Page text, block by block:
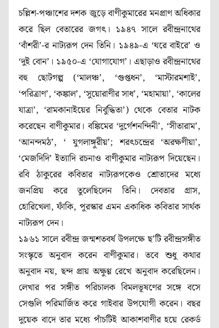
চল্লিশ-পঞ্চাশের দশক জুড়ে বাণীকুমারের মনপ্রাণ অধিকার
করে ছিল বেতারের জগৎ। ১৯৪৭ সালে রবীন্দ্রনাথের
‘বাঁশরী’-র নাট্যরূপ দেন তিনি। ১৯৪৯-এ ‘ঘরে বাইরে’ ও
‘দুই বোন’। ১৯৫০-এ ‘যোগাযোগ’। এছাড়াও রবীন্দ্রনাথের
বহু ছোটগল্প (‘মালঞ্চ’, ‘গুপ্তধন’, ‘মাস্টারমশাই’,
‘পরিত্রাণ’, ‘কঙ্কাল’, ‘সুয়োরাণীর সাধ’, ‘মহামায়া’, ‘কালের
যাত্রা’, ‘রামকানাইয়ের নির্বুদ্ধিতা’) থেকে বেতার নাটক
করেছেন বাণীকুমার। বঙ্কিমের ‘দুর্গেশনন্দিনী’, ‘সীতারাম’,
‘আনন্দমঠ’, ‘ যুগলাঙ্গুরীয়়’; শরৎচন্দ্রের ‘অরক্ষণীয়া’,
‘মেজদিদি’ ইত্যাদি রচনাও বাণীকুমার নাট্যরূপ দিয়েছেন।
রবি ঠাকুরের কবিতার নাট্যরূপকেও শ্রোতাদের মধ্যে
জনপ্রিয় করে তুলেছিলেন তিনি। দেবতার গ্রাস,
হোরিখেলা, ফাঁকি, পুরস্কার এমন একাধিক কবিতার সার্থক
নাট্যরূপ দেন।
১৯৬১ সালে রবীন্দ্র জন্মশতবর্ষ উপলক্ষে ছ’টি রবীন্দ্রসঙ্গীত
সংস্কৃতে অনুবাদ করেন বাণীকুমার। তবে শুধু কথার
অনুবাদ নয়, ছন্দ প্রায় অক্ষুণ্ণ রেখে অনুবাদ করেছিলেন।
লেখার পর সঙ্গীত পরিচালক বিমলভূষণের সঙ্গে বসে
সেগুলি পরিমার্জিত করে গাইবার উপযোগী করেন। বছর
দুয়েক বাদে তার মধ্যে পাঁচটিই আকাশবাণীর হয়ে রেকর্ড